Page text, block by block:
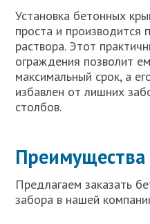
Установка бетонных
проста и
раствора. Этот
ограждения позволит
максимальный срок, а
избавлен от лишних
столбов.
Преимущества
Предлагаем заказать
забора в нашей